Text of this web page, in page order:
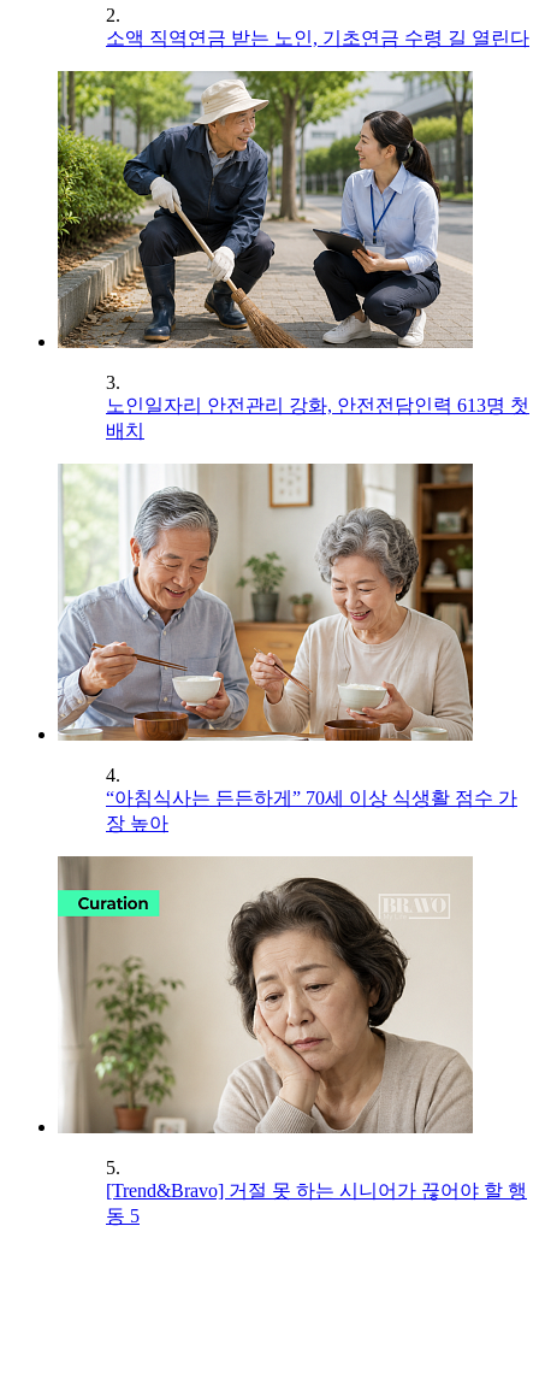
2.
소액 직역연금 받는 노인, 기초연금 수령 길 열린다
3.
노인일자리 안전관리 강화, 안전전담인력 613명 첫
배치
4.
“아침식사는 든든하게” 70세 이상 식생활 점수 가
장 높아
5.
[Trend&Bravo] 거절 못 하는 시니어가 끊어야 할 행
동 5